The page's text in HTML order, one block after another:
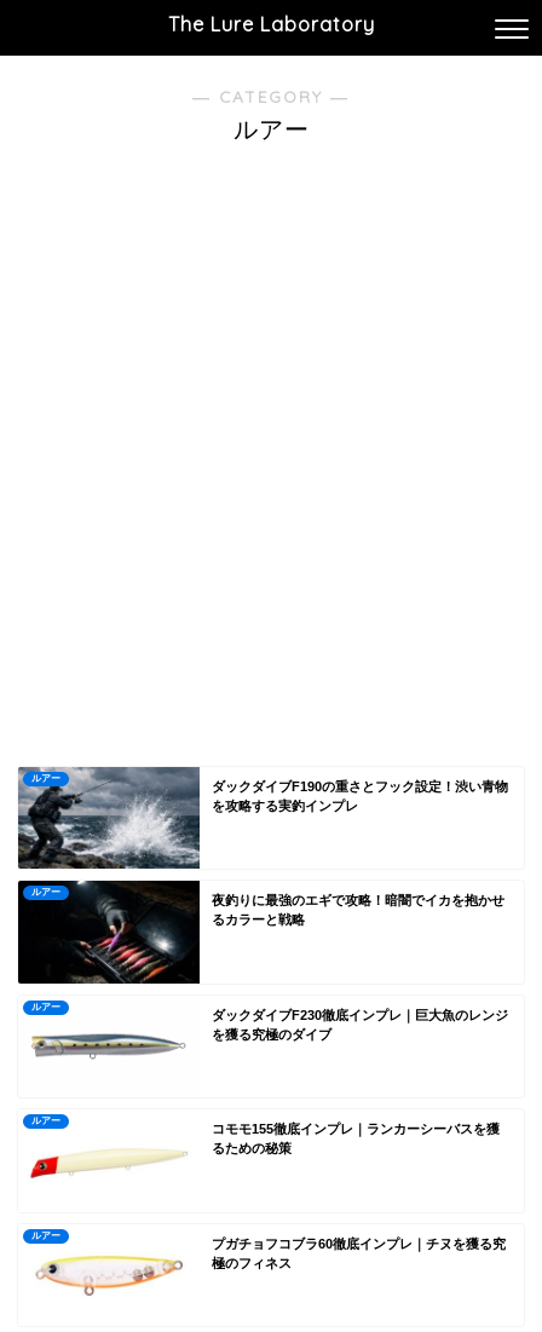
The Lure Laboratory
― CATEGORY ―
ルアー
ルアー
ダックダイブF190の重さとフック設定！渋い青物
を攻略する実釣インプレ
ルアー
夜釣りに最強のエギで攻略！暗闇でイカを抱かせ
るカラーと戦略
ルアー
ダックダイブF230徹底インプレ｜巨大魚のレンジ
を獲る究極のダイブ
ルアー
コモモ155徹底インプレ｜ランカーシーバスを獲
るための秘策
ルアー
プガチョフコブラ60徹底インプレ｜チヌを獲る究
極のフィネス